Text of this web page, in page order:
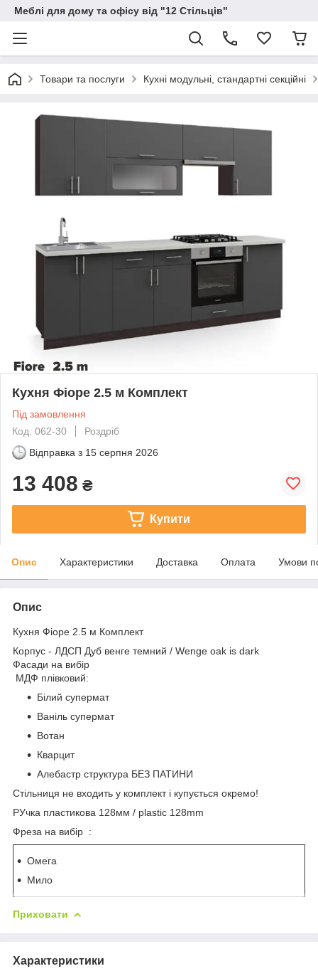
Меблі для дому та офісу від "12 Стільців"
Товари та послуги Кухні модульні, стандартні секційні
Кухня Фіоре 2.5 м Комплект
Під замовлення
Код: 062-30
Роздріб
Відправка з 15 серпня 2026
13 408 ₴
Купити
Опис Характеристики Доставка Оплата Умови
Опис
Кухня Фіоре 2.5 м Комплект
Корпус - ЛДСП Дуб венге темний / Wenge oak is dark
Фасади на вибір
МДФ плівковий:
Білий супермат
Ваніль супермат
Вотан
Кварцит
Алебастр структура БЕЗ ПАТИНИ
Стільниця не входить у комплект і купується окремо!
РУчка пластикова 128мм / plastic 128mm
Фреза на вибір :
Омега
Мило
Приховати
Характеристики